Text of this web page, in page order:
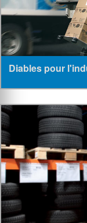
Diables pour